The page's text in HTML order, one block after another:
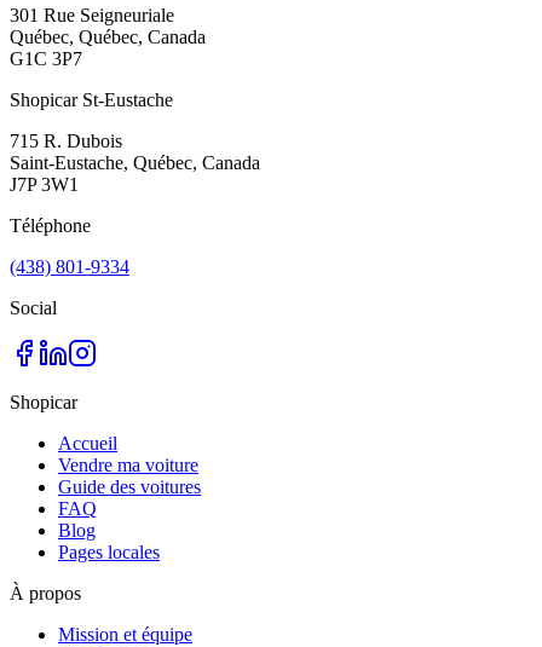
301 Rue Seigneuriale
Québec, Québec, Canada
G1C 3P7
Shopicar St-Eustache
715 R. Dubois
Saint-Eustache, Québec, Canada
J7P 3W1
Téléphone
(438) 801-9334
Social
Shopicar
Accueil
Vendre ma voiture
Guide des voitures
FAQ
Blog
Pages locales
À propos
Mission et équipe